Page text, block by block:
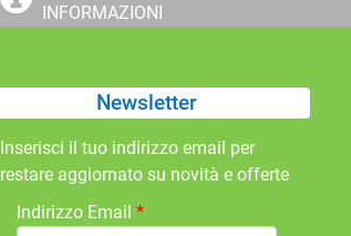
INFORMAZIONI
Newsletter
Inserisci il tuo indirizzo email per
restare aggiornato su novità e offerte
Indirizzo Email *